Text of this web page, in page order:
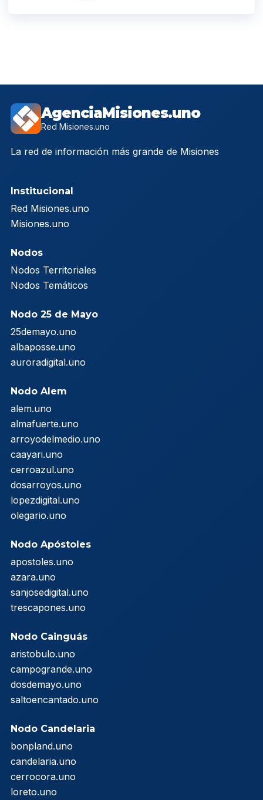
AgenciaMisiones.uno
Red Misiones.uno
La red de información más grande de Misiones
Institucional
Red Misiones.uno
Misiones.uno
Nodos
Nodos Territoriales
Nodos Temáticos
Nodo 25 de Mayo
25demayo.uno
albaposse.uno
auroradigital.uno
Nodo Alem
alem.uno
almafuerte.uno
arroyodelmedio.uno
caayari.uno
cerroazul.uno
dosarroyos.uno
lopezdigital.uno
olegario.uno
Nodo Apóstoles
apostoles.uno
azara.uno
sanjosedigital.uno
trescapones.uno
Nodo Cainguás
aristobulo.uno
campogrande.uno
dosdemayo.uno
saltoencantado.uno
Nodo Candelaria
bonpland.uno
candelaria.uno
cerrocora.uno
loreto.uno